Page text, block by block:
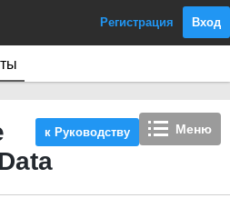
Регистрация Вход
Меню
к Руководству